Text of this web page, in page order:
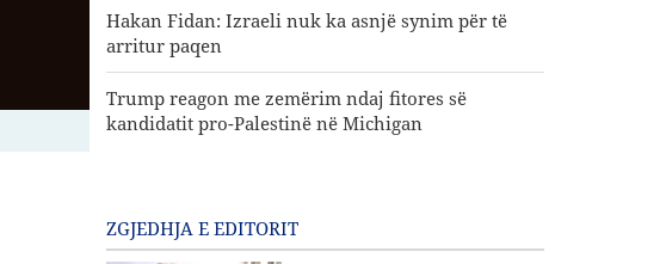
Hakan Fidan: Izraeli nuk ka asnjë synim për të
arritur paqen
Trump reagon me zemërim ndaj fitores së
kandidatit pro-Palestinë në Michigan
ZGJEDHJA E EDITORIT